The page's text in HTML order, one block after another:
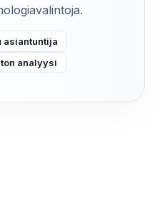
asiantuntija
analyysi